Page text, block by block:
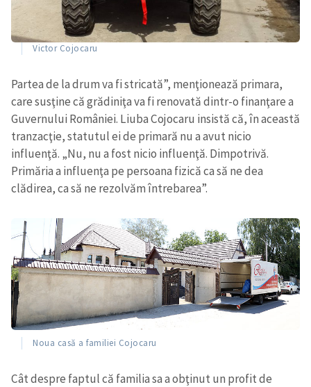
Victor Cojocaru
Partea de la drum va fi stricată”, menţionează primara,
care susţine că grădiniţa va fi renovată dintr-o finanţare a
Guvernului României. Liuba Cojocaru insistă că, în această
tranzacţie, statutul ei de primară nu a avut nicio
influenţă. „Nu, nu a fost nicio influenţă. Dimpotrivă.
Primăria a influenţa pe persoana fizică ca să ne dea
clădirea, ca să ne rezolvăm întrebarea”.
Noua casă a familiei Cojocaru
Cât despre faptul că familia sa a obţinut un profit de